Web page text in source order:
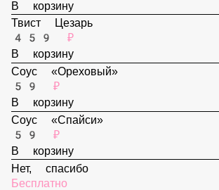
В корзину
Креветки Темпура - 6 шт.
669 ₽
В корзину
Твист Цезарь
459 ₽
В корзину
Соус «Ореховый»
59 ₽
В корзину